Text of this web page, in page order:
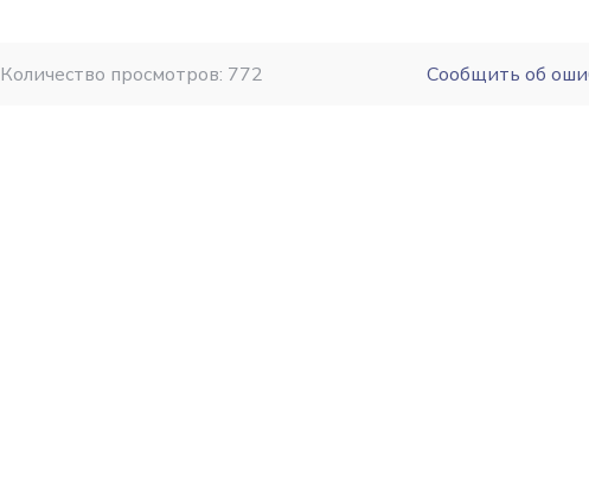
Количество просмотров: 772 Сообщить об